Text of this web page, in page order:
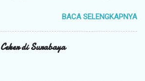
pertama dengan harga grosir camilan
termurah ? Camilan Nusantara hadir
jawaban atas kebutuhan bisnis Anda !
adalah distributor snack nusantara
BACA SELENGKAPNYA
di Surabaya